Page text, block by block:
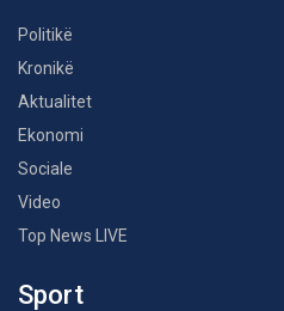
Politikë
Kronikë
Aktualitet
Ekonomi
Sociale
Video
Top News LIVE
Sport